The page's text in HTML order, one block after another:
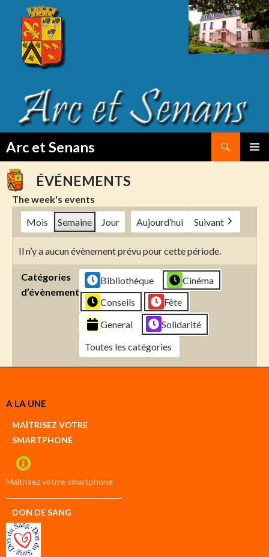
Arc et Senans
TO
CONTENTÉVÉNEMENTS
The week's events
Mois
Semaine Jour Aujourd’hui Suivant
Il n’y a aucun évènement prévu pour cette période.
Catégories
d’évènement
Bibliothèque
Cinéma
Conseils
Fête
General
Solidarité
Toutes les catégories
Créer
compte
compte
A LA UNE
MAÎTRISEZ VOTRE
SMARTPHONE
Maîtrisez votrre smartphone
DON DE SANG